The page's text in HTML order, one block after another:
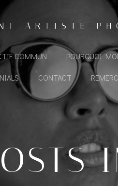
ARTISTE
COMMUN POURQUOI
CONTACT